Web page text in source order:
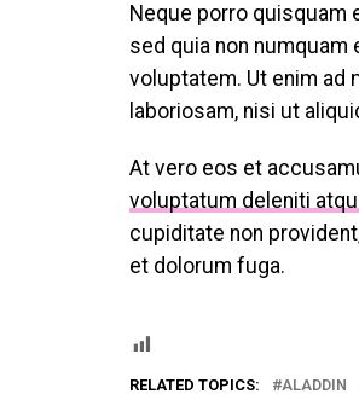
Neque porro quisquam
sed quia non numquam
voluptatem. Ut enim ad
laboriosam, nisi ut
At vero eos et
voluptatum deleniti
cupiditate non
et dolorum fuga.
RELATED TOPICS: ALADDIN